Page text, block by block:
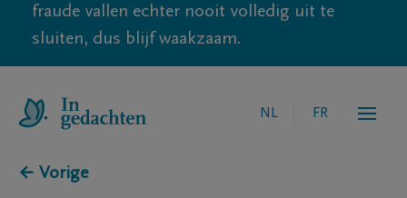
fraude vallen echter nooit volledig uit te
sluiten, dus blijf waakzaam.
NL FR
← Vorige